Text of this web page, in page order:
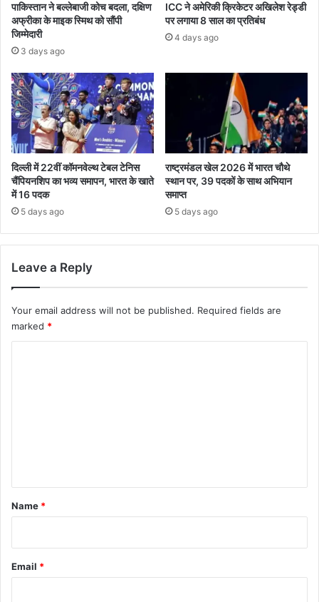
पाकिस्तान ने बल्लेबाजी कोच बदला, दक्षिण
अफ्रीका के माइक स्मिथ को सौंपी
जिम्मेदारी
3 days ago
ICC ने अमेरिकी क्रिकेटर अखिलेश रेड्डी
पर लगाया 8 साल का प्रतिबंध
4 days ago
दिल्ली में 22वीं कॉमनवेल्थ टेबल टेनिस
चैंपियनशिप का भव्य समापन, भारत के खाते
में 16 पदक
5 days ago
राष्ट्रमंडल खेल 2026 में भारत चौथे
स्थान पर, 39 पदकों के साथ अभियान
समाप्त
5 days ago
Leave a Reply
Your email address will not be published. Required fields are
marked *
*
Name *
Email *